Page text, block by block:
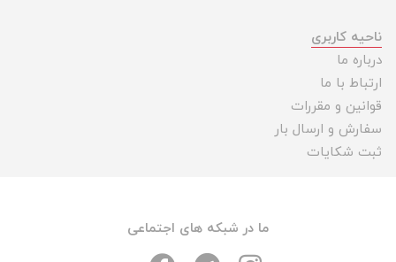
ناحیه کاربری
درباره ما
ارتباط با ما
قوانین و مقررات
سفارش و ارسال بار
ثبت شکایات
ما در شبکه های اجتماعی